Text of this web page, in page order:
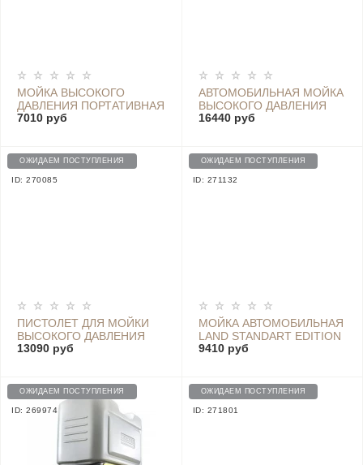
МОЙКА ВЫСОКОГО
ДАВЛЕНИЯ ПОРТАТИВНАЯ
LEKONG HIGH PRESSURE
7010 руб
АВТОМОБИЛЬНАЯ МОЙКА
ВЫСОКОГО ДАВЛЕНИЯ
BASEUS MULTI-FUNCTION
CRXCJ-C0A
(КОМПЛЕКТАЦИЯ С
РЕЗЕРВУАРОМ ДЛЯ
16440 руб
ОЖИДАЕМ ПОСТУПЛЕНИЯ
ID: 270085
ПИСТОЛЕТ ДЛЯ МОЙКИ
ВЫСОКОГО ДАВЛЕНИЯ
JIMMY WIRELESS
13090 руб
ОЖИДАЕМ ПОСТУПЛЕНИЯ
ID: 271132
МОЙКА АВТОМОБИЛЬНАЯ
LAND STANDART EDITION
(3|6M) 1714C
9410 руб
ОЖИДАЕМ ПОСТУПЛЕНИЯ
ID: 269974
ОЖИДАЕМ ПОСТУПЛЕНИЯ
ID: 271801